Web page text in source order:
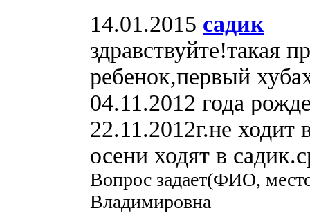
14.01.2015 садик
здравствуйте!такая
ребенок,первый
04.11.2012 года
22.11.2012г.не ходит
осени ходят в
Вопрос задает(ФИО,
Владимировна